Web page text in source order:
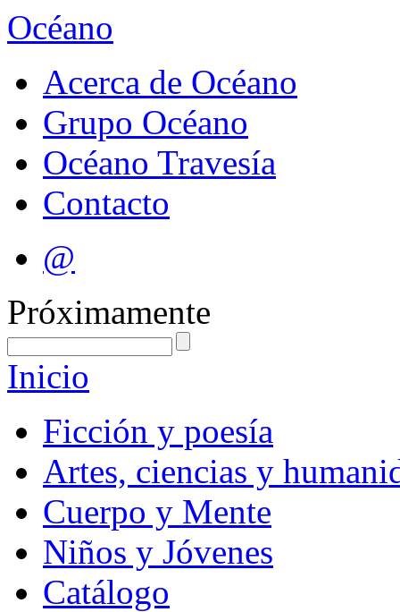
Océano
Acerca de Océano
Grupo Océano
Océano Travesía
Contacto
@
Próximamente
Inicio
Ficción y poesía
Artes, ciencias y
Cuerpo y Mente
Niños y Jóvenes
Catálogo